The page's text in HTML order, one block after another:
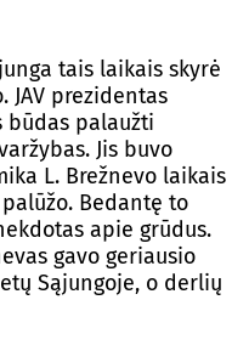
tais laikais skyrė
JAV prezidentas
būdas palaužti
Jis buvo
L. Brežnevo laikais
Bedantę to
apie grūdus.
gavo geriausio
Sąjungoje, o derlių